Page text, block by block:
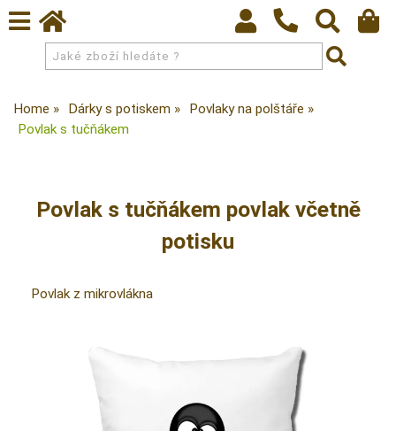
Home Dárky s potiskem
Povlaky na polštáře
Povlak s tučňákem
Povlak s tučňákem povlak včetně
potisku
Povlak z mikrovlákna